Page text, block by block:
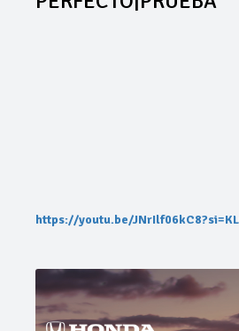
https://youtu.be/